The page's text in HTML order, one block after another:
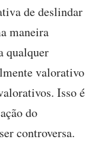
de deslindar
maneira
qualquer
valorativo
Isso é
do
controversa.